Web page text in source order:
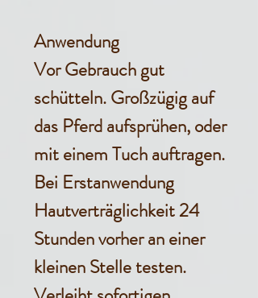
Anwendung
Vor Gebrauch gut
schütteln. Großzügig auf
das Pferd aufsprühen, oder
mit einem Tuch auftragen.
Bei Erstanwendung
Hautverträglichkeit 24
Stunden vorher an einer
kleinen Stelle testen.